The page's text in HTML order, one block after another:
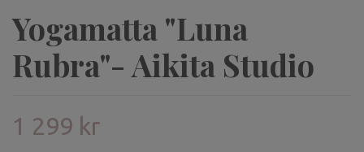
Yogamatta "Luna
Rubra"- Aikita Studio
1 299 kr